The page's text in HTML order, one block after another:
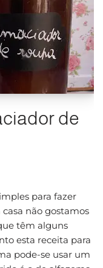
de
para fazer
não gostamos
têm alguns
esta receita para
pode-se usar um